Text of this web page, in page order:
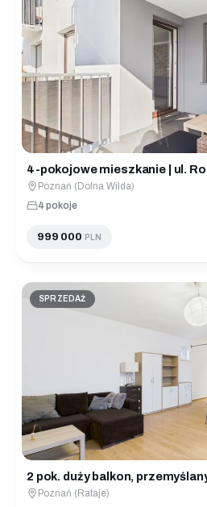
4-pokojowe mieszkanie | ul.
Poznań (Dolna Wilda)
4 pokoje
999 000 PLN
SPRZEDAŻ
2 pok. duży balkon,
Poznań (Rataje)